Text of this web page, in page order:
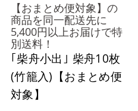
【おまとめ便対象】の
商品を同一配送先に
5,400円以上お届けで特
別送料！
｢柴舟小出｣ 柴舟10枚
(竹籠入)【おまとめ便
対象】